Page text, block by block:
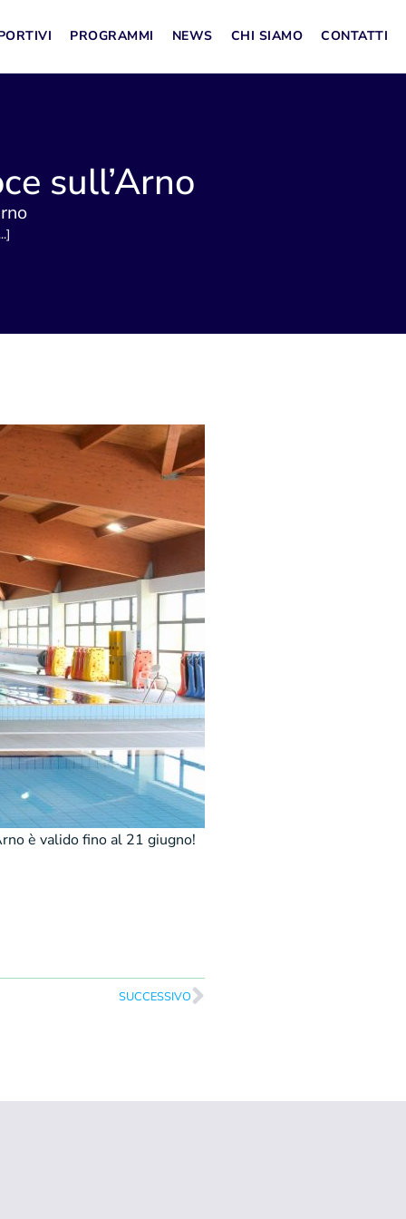
PROGRAMMI NEWS CHI SIAMO CONTATTI
sull’Arno
è valido fino al 21 giugno!
SUCCESSIVO